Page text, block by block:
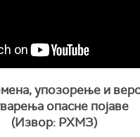
упозорење и
опасне појаве
(Извор: РХМЗ)